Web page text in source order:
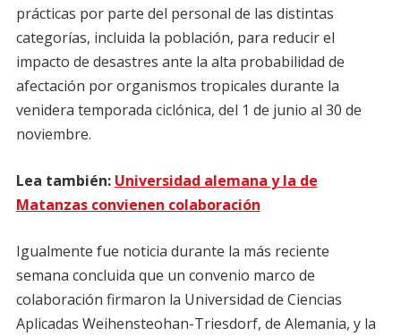
prácticas por parte del personal de las distintas
categorías, incluida la población, para reducir el
impacto de desastres ante la alta probabilidad de
afectación por organismos tropicales durante la
venidera temporada ciclónica, del 1 de junio al 30 de
noviembre.
Lea también: Universidad alemana y la de
Matanzas convienen colaboración
Igualmente fue noticia durante la más reciente
semana concluida que un convenio marco de
colaboración firmaron la Universidad de Ciencias
Aplicadas Weihensteohan-Triesdorf, de Alemania, y la